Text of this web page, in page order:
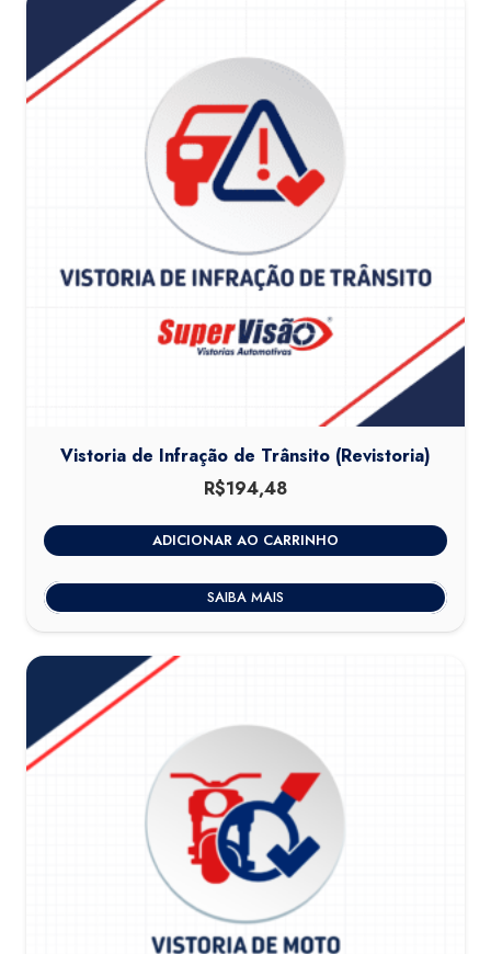
Vistoria de Infração de Trânsito (Revistoria)
R$194,48
ADICIONAR AO CARRINHO
SAIBA MAIS